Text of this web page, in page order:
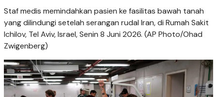
Staf medis memindahkan pasien ke fasilitas bawah tanah
yang dilindungi setelah serangan rudal Iran, di Rumah Sakit
Ichilov, Tel Aviv, Israel, Senin 8 Juni 2026. (AP Photo/Ohad
Zwigenberg)